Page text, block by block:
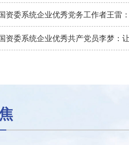
资委系统企业优秀党务工作者王雷
资委系统企业优秀共产党员李梦：